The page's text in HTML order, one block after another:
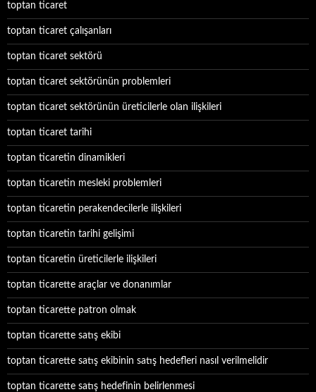
toptan ticaret
toptan ticaret çalışanları
toptan ticaret sektörü
toptan ticaret sektörünün problemleri
toptan ticaret sektörünün üreticilerle olan ilişkileri
toptan ticaret tarihi
toptan ticaretin dinamikleri
toptan ticaretin mesleki problemleri
toptan ticaretin perakendecilerle ilişkileri
toptan ticaretin tarihi gelişimi
toptan ticaretin üreticilerle ilişkileri
toptan ticarette araçlar ve donanımlar
toptan ticarette patron olmak
toptan ticarette satış ekibi
toptan ticarette satış ekibinin satış hedefleri nasıl verilmelidir
toptan ticarette satış hedefinin belirlenmesi